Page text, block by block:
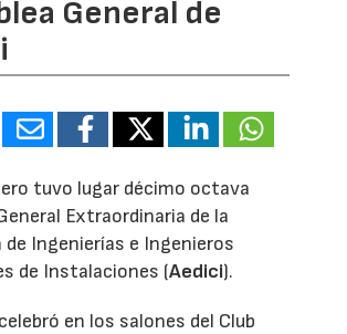
General de
tuvo lugar décimo octava
Extraordinaria de la
de Ingenierías e Ingenieros
de Instalaciones (Aedici).
en los salones del Club